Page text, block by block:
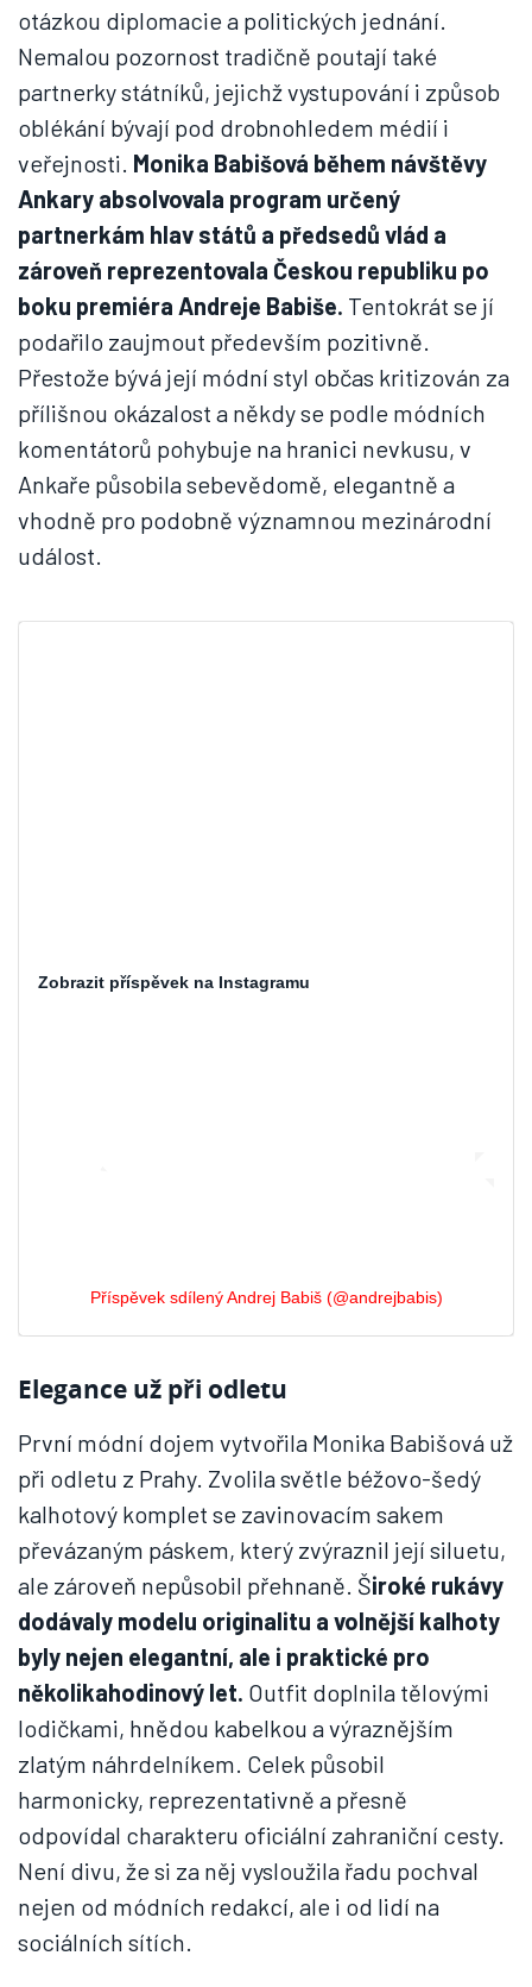
otázkou diplomacie a politických jednání.
Nemalou pozornost tradičně poutají také
partnerky státníků, jejichž vystupování i způsob
oblékání bývají pod drobnohledem médií i
veřejnosti. Monika Babišová během návštěvy
Ankary absolvovala program určený
partnerkám hlav států a předsedů vlád a
zároveň reprezentovala Českou republiku po
boku premiéra Andreje Babiše. Tentokrát se jí
podařilo zaujmout především pozitivně.
Přestože bývá její módní styl občas kritizován za
přílišnou okázalost a někdy se podle módních
komentátorů pohybuje na hranici nevkusu, v
Ankaře působila sebevědomě, elegantně a
vhodně pro podobně významnou mezinárodní
událost.
Zobrazit příspěvek na Instagramu
Příspěvek sdílený Andrej Babiš (@andrejbabis)
Elegance už při odletu
První módní dojem vytvořila Monika Babišová už
při odletu z Prahy. Zvolila světle béžovo-šedý
kalhotový komplet se zavinovacím sakem
převázaným páskem, který zvýraznil její siluetu,
ale zároveň nepůsobil přehnaně. Široké rukávy
dodávaly modelu originalitu a volnější kalhoty
byly nejen elegantní, ale i praktické pro
několikahodinový let. Outfit doplnila tělovými
lodičkami, hnědou kabelkou a výraznějším
zlatým náhrdelníkem. Celek působil
harmonicky, reprezentativně a přesně
odpovídal charakteru oficiální zahraniční cesty.
Není divu, že si za něj vysloužila řadu pochval
nejen od módních redakcí, ale i od lidí na
sociálních sítích.